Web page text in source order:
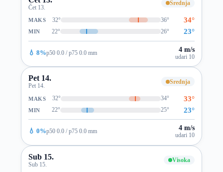
Čet 13.
Srednja
MAKS 32° 36° 34°
MIN 22° 26° 23°
💧 8%p50 0.0 / p75 0.0 mm 4 m/s
udari 10
Pet 14.
Pet 14.
Srednja
MAKS 32° 34° 33°
MIN 22° 25° 23°
💧 0%p50 0.0 / p75 0.0 mm 4 m/s
udari 10
Sub 15.
Sub 15.
Visoka